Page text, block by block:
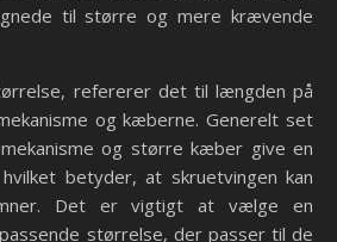
til større og mere krævende
refererer det til længden på
og kæberne. Generelt set
og større kæber give en
betyder, at skruetvingen kan
Det er vigtigt at vælge en
størrelse, der passer til de